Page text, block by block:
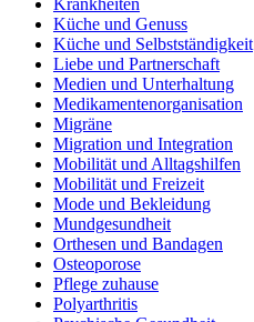
Küche und Genuss
Küche und Selbstständigkeit
Liebe und Partnerschaft
Medien und Unterhaltung
Medikamentenorganisation
Migräne
Migration und Integration
Mobilität und Alltagshilfen
Mobilität und Freizeit
Mode und Bekleidung
Mundgesundheit
Orthesen und Bandagen
Osteoporose
Pflege zuhause
Polyarthritis